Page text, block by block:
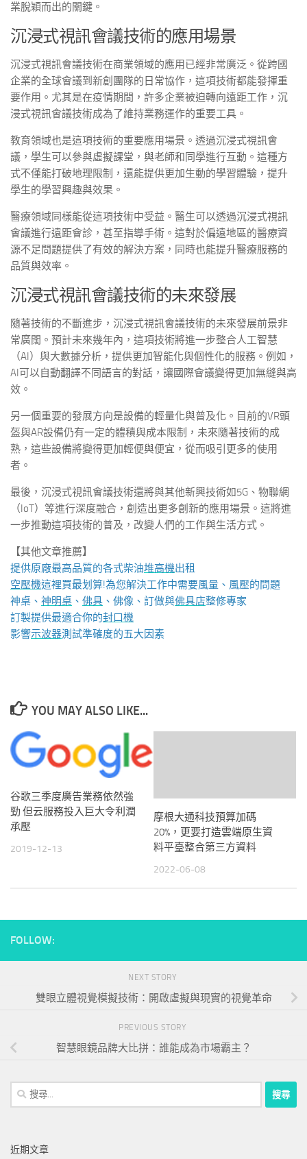
業脫穎而出的關鍵。
沉浸式視訊會議技術的應用場景
沉浸式視訊會議技術在商業領域的應用已經非常廣泛。從跨國
企業的全球會議到新創團隊的日常協作，這項技術都能發揮重
要作用。尤其是在疫情期間，許多企業被迫轉向遠距工作，沉
浸式視訊會議技術成為了維持業務運作的重要工具。
教育領域也是這項技術的重要應用場景。透過沉浸式視訊會
議，學生可以參與虛擬課堂，與老師和同學進行互動。這種方
式不僅能打破地理限制，還能提供更加生動的學習體驗，提升
學生的學習興趣與效果。
醫療領域同樣能從這項技術中受益。醫生可以透過沉浸式視訊
會議進行遠距會診，甚至指導手術。這對於偏遠地區的醫療資
源不足問題提供了有效的解決方案，同時也能提升醫療服務的
品質與效率。
沉浸式視訊會議技術的未來發展
隨著技術的不斷進步，沉浸式視訊會議技術的未來發展前景非
常廣闊。預計未來幾年內，這項技術將進一步整合人工智慧
（AI）與大數據分析，提供更加智能化與個性化的服務。例如，
AI可以自動翻譯不同語言的對話，讓國際會議變得更加無縫與高
效。
另一個重要的發展方向是設備的輕量化與普及化。目前的VR頭
盔與AR設備仍有一定的體積與成本限制，未來隨著技術的成
熟，這些設備將變得更加輕便與便宜，從而吸引更多的使用
者。
最後，沉浸式視訊會議技術還將與其他新興技術如5G、物聯網
（IoT）等進行深度融合，創造出更多創新的應用場景。這將進
一步推動這項技術的普及，改變人們的工作與生活方式。
【其他文章推薦】
提供原廠最高品質的各式柴油堆高機出租
空壓機這裡買最划算!為您解決工作中需要風量、風壓的問題
神桌、 神明桌 、 佛具 、佛像、訂做與佛具店整修專家
訂製提供最適合你的封口機
影響示波器測試準確度的五大因素
YOU MAY ALSO LIKE...
谷歌三季度廣告業務依然強
勁 但云服務投入巨大令利潤
承壓
2019-12-13
摩根大通科技預算加碼
20%，更要打造雲端原生資
料平臺整合第三方資料
2022-06-08
FOLLOW:
NEXT STORY
雙眼立體視覺模擬技術：開啟虛擬與現實的視覺革命
PREVIOUS STORY
智慧眼鏡品牌大比拼：誰能成為市場霸主？
搜
尋
字:
近期文章